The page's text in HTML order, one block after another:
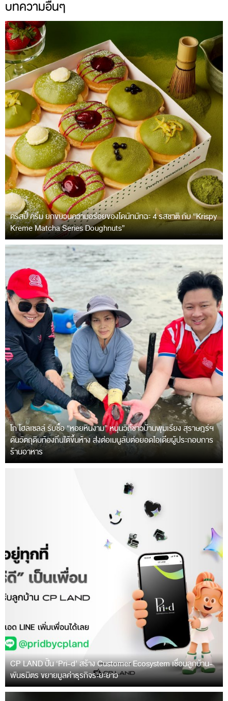
บทความอื่นๆ
คริสปี้ ครีม ยกขบวนความอร่อยของโดนัทมัทฉะ 4 รสชาติ กับ “Krispy
Kreme Matcha Series Doughnuts”
โก โฮลเซลล์ รับซื้อ “หอยหินงาม” หนุนวิถีชาวบ้านพุมเรียง สุราษฎร์ฯ
ดันวัตถุดิบท้องถิ่นใต้ขึ้นห้าง ส่งต่อเมนูลับต่อยอดไอเดียผู้ประกอบการ
ร้านอาหาร
CP LAND ปั้น ‘Pri-d’ สร้าง Customer Ecosystem เชื่อมลูกบ้าน-
พันธมิตร ขยายมูลค่าธุรกิจระยะยาว